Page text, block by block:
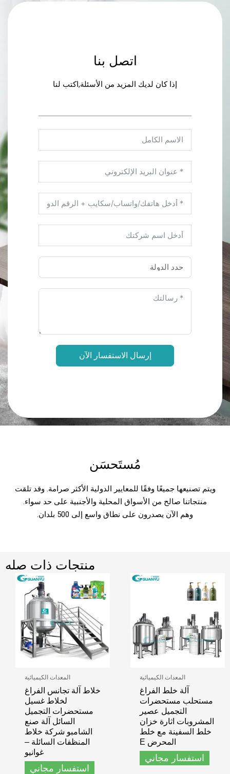
اتصل بنا
إذا كان لديك المزيد من الأسئلة,اكتب لنا
إرسال الاستفسار الآن
مُستَحسَن
ويتم تصنيعها جميعًا وفقًا للمعايير الدولية الأكثر صرامة. وقد تلقت
منتجاتنا صالح من الأسواق المحلية والأجنبية على حد سواء.
وهم الآن يصدرون على نطاق واسع إلى 500 بلدان.
منتجات ذات صله
المعدات الكيميائية
آلة خلط الفراغ
مستحلب مستحضرات
التجميل عصير
المشروبات اثارة خزان
خلط السفينة مع خلط
المحرض E
استفسار مجاني
المعدات الكيميائية
خلاط آلة تجانس الفراغ
لخلاط غسيل
مستحضرات التجميل
السائل آلة صنع
الشامبو شركة خلاط
المنظفات السائلة –
غوانيو
استفسار مجاني